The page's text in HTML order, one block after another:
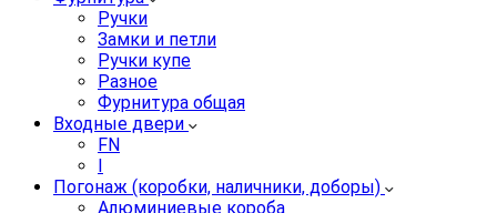
Ручки
Замки и петли
Ручки купе
Разное
Фурнитура общая
Входные двери
FN
I
Погонаж (коробки, наличники, доборы)
Алюминиевые короба